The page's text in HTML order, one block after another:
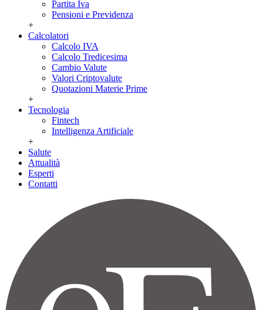
Partita Iva
Pensioni e Previdenza
+
Calcolatori
Calcolo IVA
Calcolo Tredicesima
Cambio Valute
Valori Criptovalute
Quotazioni Materie Prime
+
Tecnologia
Fintech
Intelligenza Artificiale
+
Salute
Attualità
Esperti
Contatti